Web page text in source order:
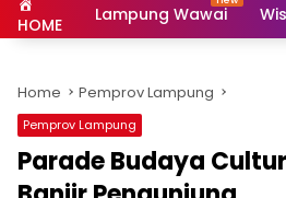
HOME Lampung Wawai
Home Pemprov Lampung
Pemprov Lampung
Parade Budaya